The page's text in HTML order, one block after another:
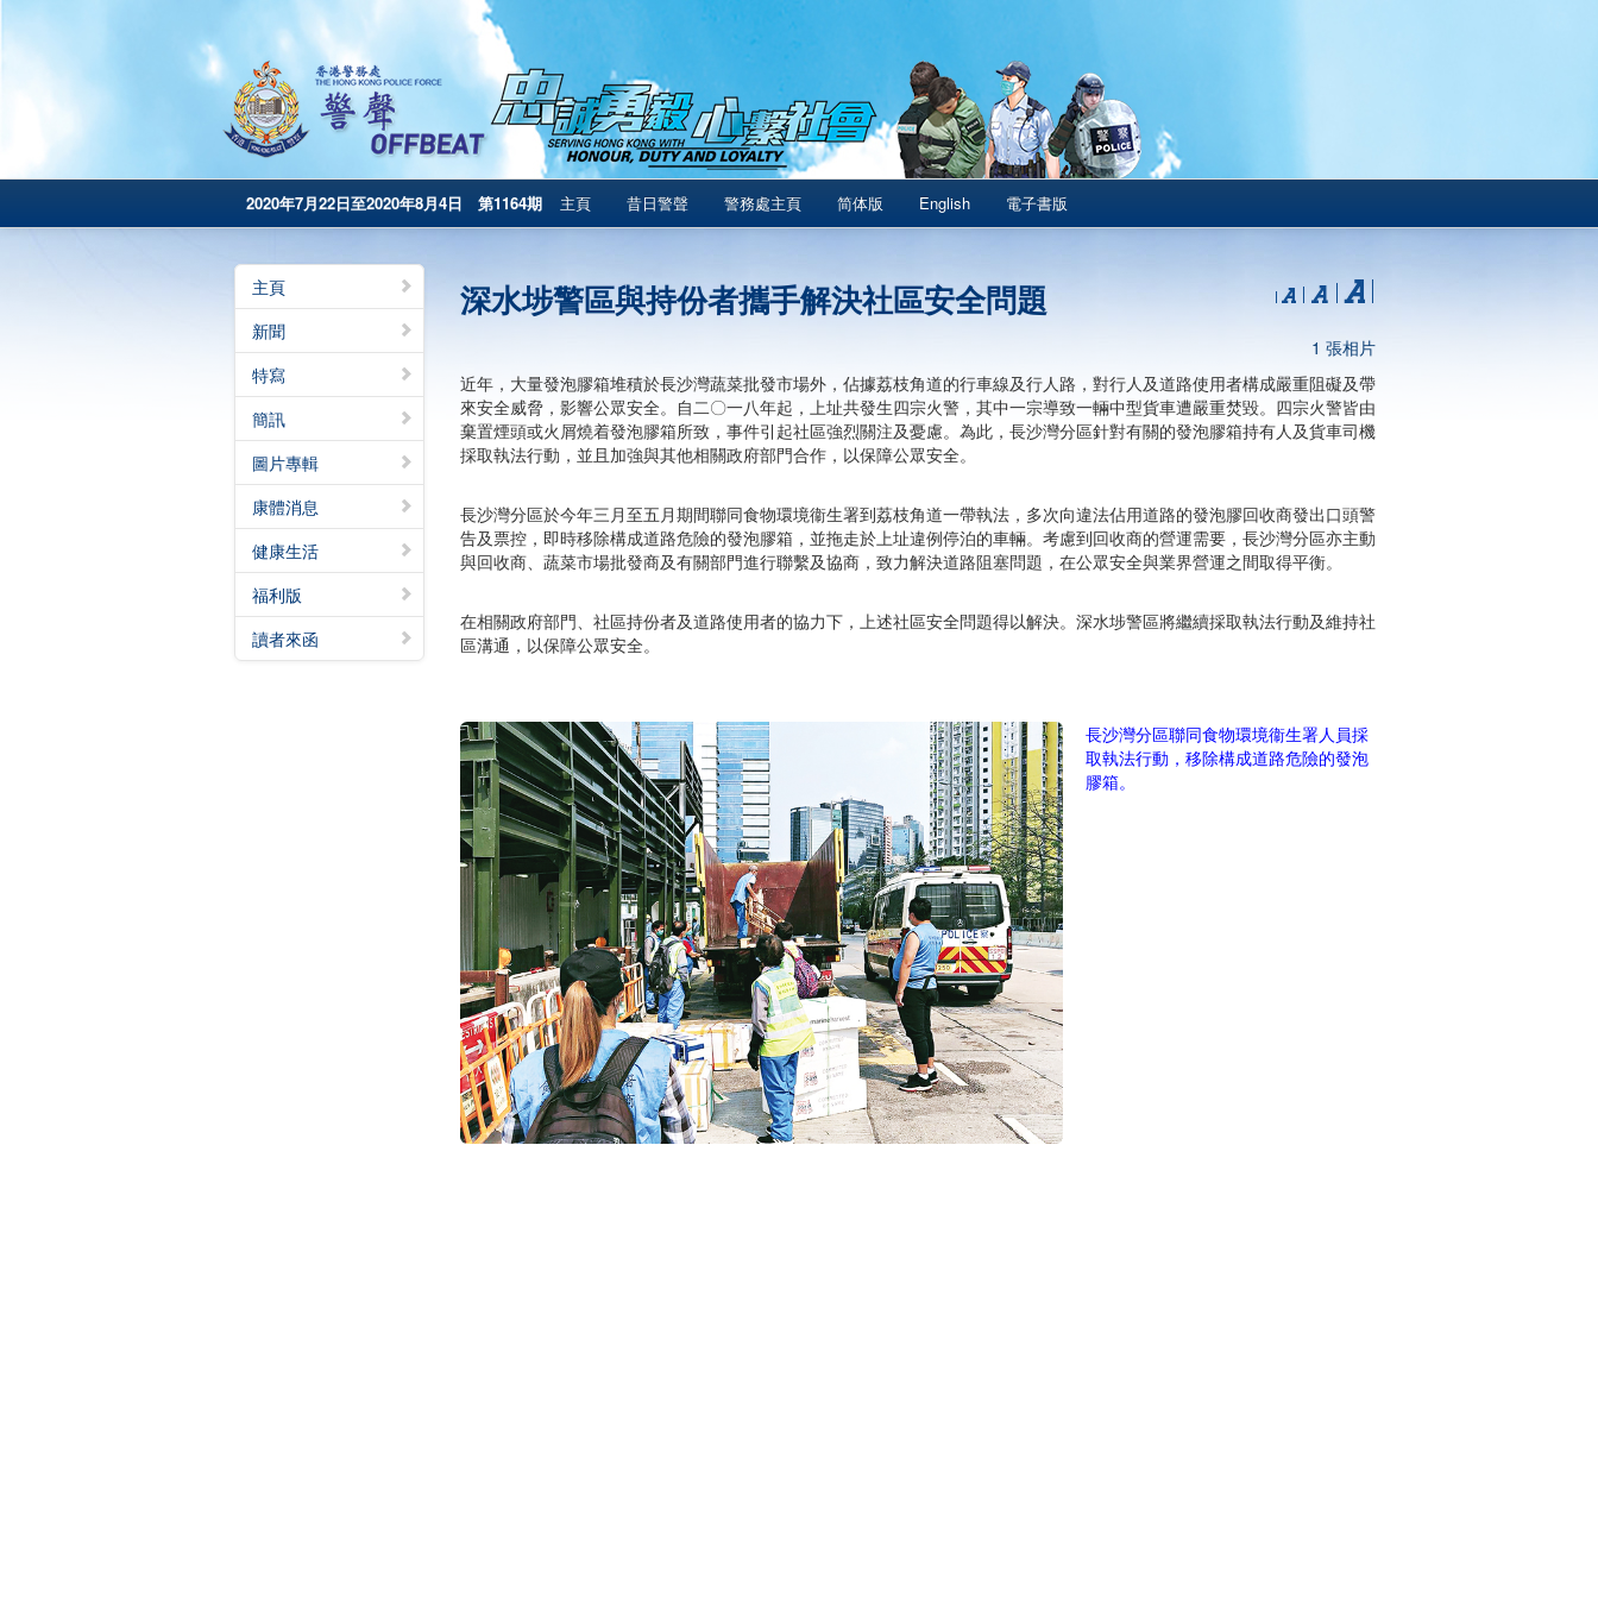
2020年7月22日至2020年8月4日 第1164期 主頁 昔日警聲 警務處主頁 简体版 English 電子書版
主頁
新聞
特寫
簡訊
圖片專輯
康體消息
健康生活
福利版
讀者來函
深水埗警區與持份者攜手解決社區安全問題
1 張相片
近年，大量發泡膠箱堆積於長沙灣蔬菜批發市場外，佔據荔枝角道的行車線及行人路，對行人及道路使用者構成嚴重阻礙及帶
來安全威脅，影響公眾安全。自二〇一八年起，上址共發生四宗火警，其中一宗導致一輛中型貨車遭嚴重焚毀。四宗火警皆由
棄置煙頭或火屑燒着發泡膠箱所致，事件引起社區強烈關注及憂慮。為此，長沙灣分區針對有關的發泡膠箱持有人及貨車司機
採取執法行動，並且加強與其他相關政府部門合作，以保障公眾安全。
長沙灣分區於今年三月至五月期間聯同食物環境衞生署到荔枝角道一帶執法，多次向違法佔用道路的發泡膠回收商發出口頭警
告及票控，即時移除構成道路危險的發泡膠箱，並拖走於上址違例停泊的車輛。考慮到回收商的營運需要，長沙灣分區亦主動
與回收商、蔬菜市場批發商及有關部門進行聯繫及協商，致力解決道路阻塞問題，在公眾安全與業界營運之間取得平衡。
在相關政府部門、社區持份者及道路使用者的協力下，上述社區安全問題得以解決。深水埗警區將繼續採取執法行動及維持社
區溝通，以保障公眾安全。
長沙灣分區聯同食物環境衞生署人員採
取執法行動，移除構成道路危險的發泡
膠箱。